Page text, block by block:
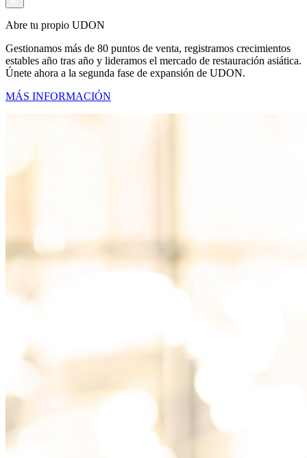
Abre tu propio UDON
Gestionamos más de 80 puntos de venta, registramos crecimientos
estables año tras año y lideramos el mercado de restauración asiática.
Únete ahora a la segunda fase de expansión de UDON.
MÁS INFORMACIÓN